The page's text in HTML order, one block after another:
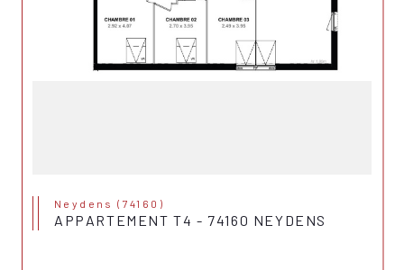
Neydens (74160)
APPARTEMENT T4 - 74160 NEYDENS